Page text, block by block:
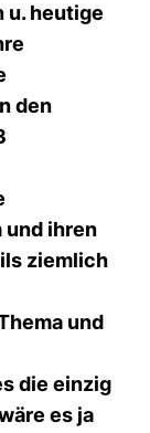
u. heutige
den
und ihren
ziemlich
und
die einzig
es ja